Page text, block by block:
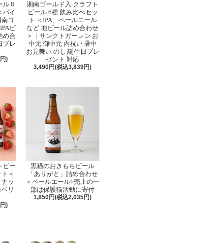
ル 8
パイ
ゴ
ビ
め合
プレ
)
湘南ゴールド入 クラフト
ビール 6種 飲み比べセッ
ト ＜IPA、ペールエール
など 地ビール詰め合わせ
＞｜サンクトガーレン お
中元 御中元 内祝い 暑中
お見舞い のし 誕生日プレ
ゼント 対応
3,490円(税込3,839円)
ビー
＜
ッ
リ
)
黒猫のおきもちビール
「ありがと」詰め合わせ
＜ペールエール>売上の一
部は保護猫活動に寄付
1,850円(税込2,035円)